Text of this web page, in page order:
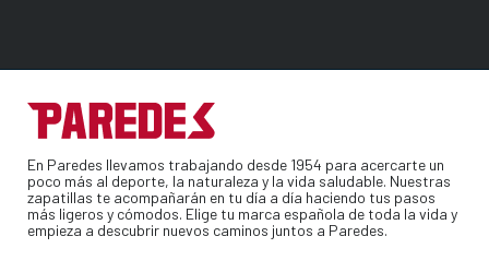
En Paredes llevamos trabajando desde 1954 para acercarte un
poco más al deporte, la naturaleza y la vida saludable. Nuestras
zapatillas te acompañarán en tu día a día haciendo tus pasos
más ligeros y cómodos. Elige tu marca española de toda la vida y
empieza a descubrir nuevos caminos juntos a Paredes.